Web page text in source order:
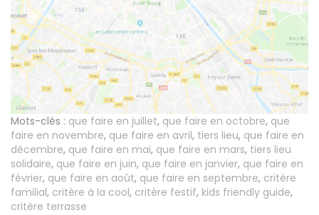
Mots-clés : que faire en juillet, que faire en octobre, que
faire en novembre, que faire en avril, tiers lieu, que faire en
décembre, que faire en mai, que faire en mars, tiers lieu
solidaire, que faire en juin, que faire en janvier, que faire en
février, que faire en août, que faire en septembre, critère
familial, critère à la cool, critère festif, kids friendly guide,
critère terrasse